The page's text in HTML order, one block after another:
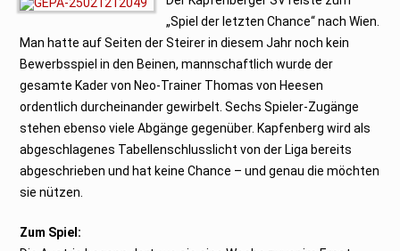
„Spiel der letzten Chance“ nach Wien.
Man hatte auf Seiten der Steirer in diesem Jahr noch kein
Bewerbsspiel in den Beinen, mannschaftlich wurde der
gesamte Kader von Neo-Trainer Thomas von Heesen
ordentlich durcheinander gewirbelt. Sechs Spieler-Zugänge
stehen ebenso viele Abgänge gegenüber. Kapfenberg wird als
abgeschlagenes Tabellenschlusslicht von der Liga bereits
abgeschrieben und hat keine Chance – und genau die möchten
sie nützen.
Zum Spiel: